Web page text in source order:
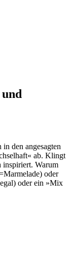
den angesagten
ab. Klingt
inspiriert. Warum
oder
oder ein »Mix